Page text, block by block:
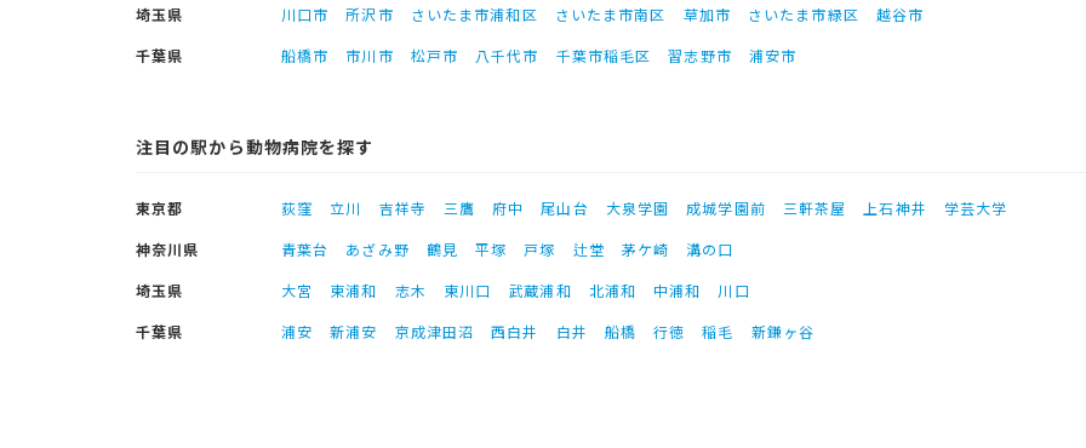
埼玉県
川口市 所沢市 さいたま市浦和区 さいたま市南区 草加市 さいたま市緑区
越谷市
千葉県
船橋市 市川市 松戸市 八千代市 千葉市稲毛区 習志野市 浦安市
注目の駅から動物病院を探す
東京都 荻窪 立川 吉祥寺 三鷹 府中 尾山台 大泉学園 成城学園前 三軒茶屋 上石神井
学芸大学
神奈川県
青葉台 あざみ野 鶴見 平塚 戸塚 辻堂 茅ケ崎
溝の口
埼玉県
大宮 東浦和 志木 東川口 武蔵浦和 北浦和 中浦和
川口
千葉県
浦安 新浦安 京成津田沼 西白井 白井 船橋 行徳 稲毛 新鎌ヶ谷